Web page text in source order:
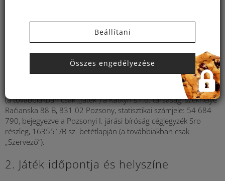
kizárólag a verseny céljaira lesznek felhasználva. A Facebook
közösségi hálózatok nem felelnek a játék tartalmáért, az
kizárólag a szervező felelőssége.
1. Játék szervezője
A közösségi hálózatokon rendezett nyereményjáték szervezője
(a továbbiakban csak „Játék“) a Katkyn s.r.o. társaság, székhelye
Račianska 88 B, 831 02 Pozsony, statisztikai számjele: 54 684
790, bejegyezve a Pozsonyi I. járási bíróság cégjegyzék Sro
részleg, 163551/B sz. betétlapján (a továbbiakban csak
„Szervező“).
2. Játék időpontja és helyszíne
Beállítani
Összes engedélyezése